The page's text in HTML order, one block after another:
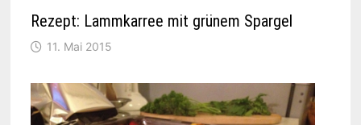
Rezept: Lammkarree mit grünem Spargel
11. Mai 2015